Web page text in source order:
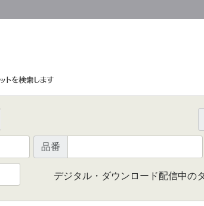
品番
デジタル・ダウンロード配信中の